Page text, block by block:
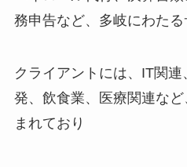
務申告など、多岐にわたる
クライアントには、IT関
発、飲食業、医療関連な
まれており